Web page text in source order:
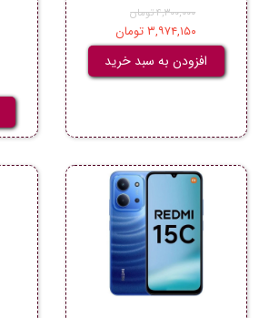
۴,۳۰۰,۰۰۰ تومان
۳,۹۷۴,۱۵۰ تومان
افزودن به سبد خرید